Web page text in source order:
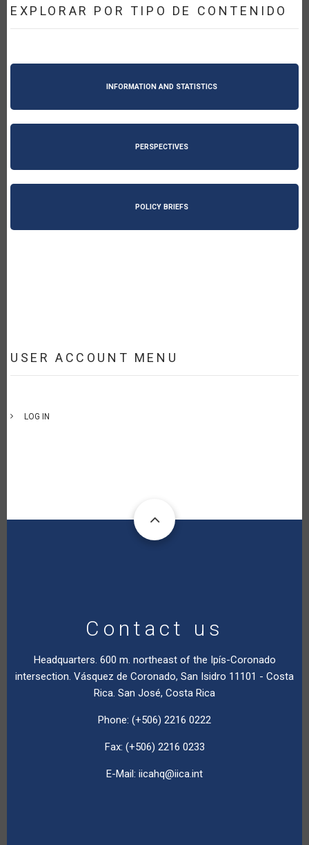
EXPLORAR POR TIPO DE CONTENIDO
INFORMATION AND STATISTICS
PERSPECTIVES
POLICY BRIEFS
USER ACCOUNT MENU
LOG IN
Contact us
Headquarters. 600 m. northeast of the Ipís-Coronado
intersection. Vásquez de Coronado, San Isidro 11101 - Costa
Rica. San José, Costa Rica
Phone: (+506) 2216 0222
Fax: (+506) 2216 0233
E-Mail: iicahq@iica.int